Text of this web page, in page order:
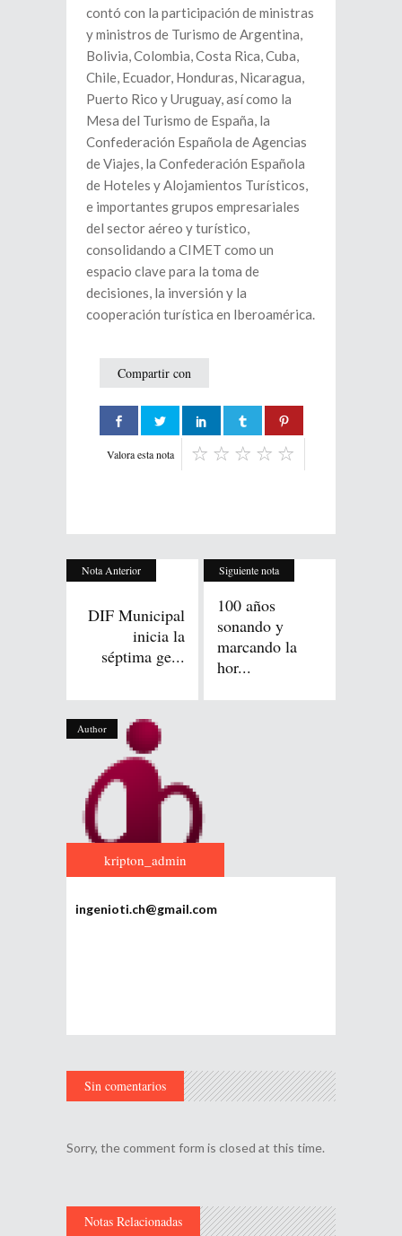
contó con la participación de ministras
y ministros de Turismo de Argentina,
Bolivia, Colombia, Costa Rica, Cuba,
Chile, Ecuador, Honduras, Nicaragua,
Puerto Rico y Uruguay, así como la
Mesa del Turismo de España, la
Confederación Española de Agencias
de Viajes, la Confederación Española
de Hoteles y Alojamientos Turísticos,
e importantes grupos empresariales
del sector aéreo y turístico,
consolidando a CIMET como un
espacio clave para la toma de
decisiones, la inversión y la
cooperación turística en Iberoamérica.
Compartir con
Valora esta nota
Nota Anterior
DIF Municipal
inicia la
séptima ge...
Siguiente nota
100 años
sonando y
marcando la
hor...
Author
kripton_admin
ingenioti.ch@gmail.com
Sin comentarios
Sorry, the comment form is closed at this time.
Notas Relacionadas